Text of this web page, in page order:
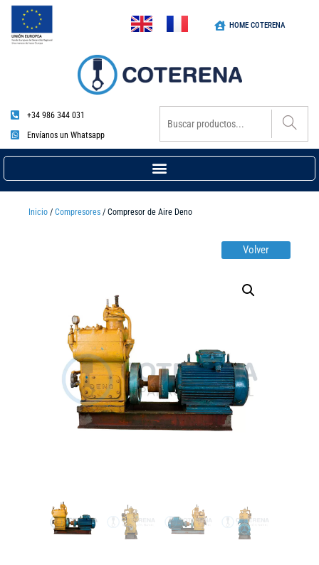
HOME COTERENA
+34 986 344 031
Envíanos un Whatsapp
Inicio / Compresores / Compresor de Aire Deno
Volver